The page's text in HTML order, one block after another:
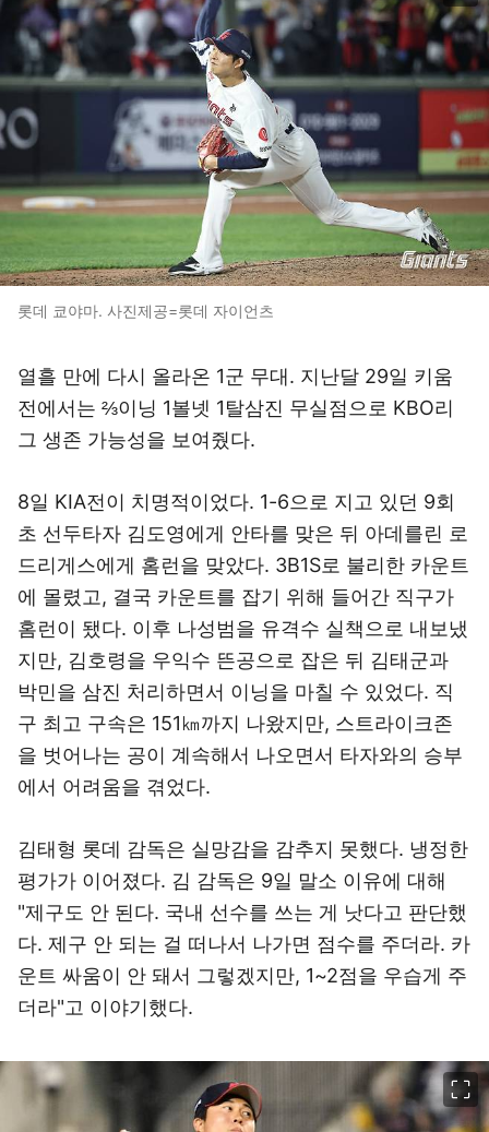
롯데 쿄야마. 사진제공=롯데 자이언츠
열흘 만에 다시 올라온 1군 무대. 지난달 29일 키움
전에서는 ⅔이닝 1볼넷 1탈삼진 무실점으로 KBO리
그 생존 가능성을 보여줬다.
8일 KIA전이 치명적이었다. 1-6으로 지고 있던 9회
초 선두타자 김도영에게 안타를 맞은 뒤 아데를린 로
드리게스에게 홈런을 맞았다. 3B1S로 불리한 카운트
에 몰렸고, 결국 카운트를 잡기 위해 들어간 직구가
홈런이 됐다. 이후 나성범을 유격수 실책으로 내보냈
지만, 김호령을 우익수 뜬공으로 잡은 뒤 김태군과
박민을 삼진 처리하면서 이닝을 마칠 수 있었다. 직
구 최고 구속은 151㎞까지 나왔지만, 스트라이크존
을 벗어나는 공이 계속해서 나오면서 타자와의 승부
에서 어려움을 겪었다.
김태형 롯데 감독은 실망감을 감추지 못했다. 냉정한
평가가 이어졌다. 김 감독은 9일 말소 이유에 대해
"제구도 안 된다. 국내 선수를 쓰는 게 낫다고 판단했
다. 제구 안 되는 걸 떠나서 나가면 점수를 주더라. 카
운트 싸움이 안 돼서 그렇겠지만, 1~2점을 우습게 주
더라"고 이야기했다.